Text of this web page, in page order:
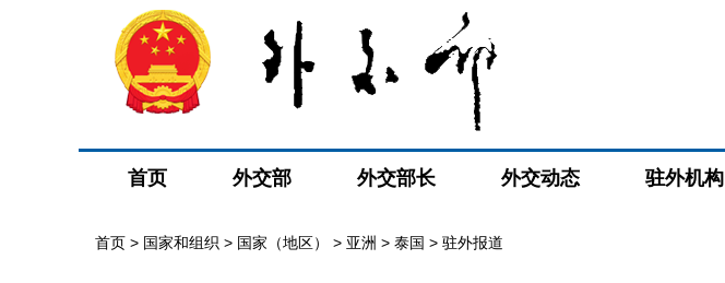
首页 外交部 外交部长 外交动态 驻外机构
首页 > 国家和组织 > 国家（地区） > 亚洲 > 泰国 > 驻外报道